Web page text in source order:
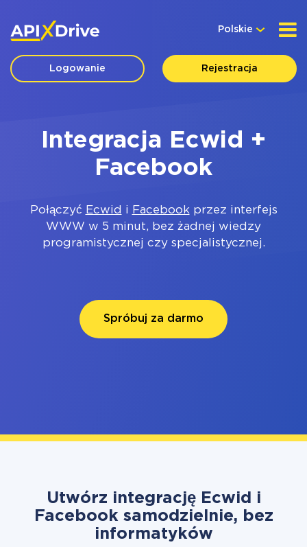
Polskie
Logowanie Rejestracja
Integracja Ecwid +
Facebook
Połączyć Ecwid i Facebookprzez interfejs
WWW w 5 minut, bez żadnej wiedzy
programistycznej czy specjalistycznej.
Spróbuj za darmo
Utwórz integrację Ecwid i
Facebook samodzielnie, bez
informatyków